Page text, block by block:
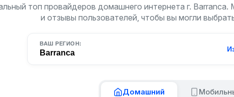
топ провайдеров домашнего интернета г. Barranca.
и отзывы пользователей, чтобы вы могли
ВАШ РЕГИОН:
Barranca
Домашний